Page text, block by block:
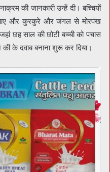
की जानकारी उन्हें दी। बच्चियों
आए और कुरकुरे और जंगल से मोरपंख
छह साल की छोटी बच्ची को पचास
के दवाब बनाना शुरू कर दिया।